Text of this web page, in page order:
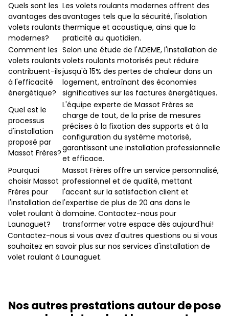
Quels sont les
avantages des
volets roulants
modernes?
Les volets roulants modernes offrent des
avantages tels que la sécurité, l'isolation
thermique et acoustique, ainsi que la
praticité au quotidien.
Comment les
volets roulants
contribuent-ils
à l'efficacité
énergétique?
Selon une étude de l'ADEME, l'installation de
volets roulants motorisés peut réduire
jusqu'à 15% des pertes de chaleur dans un
logement, entraînant des économies
significatives sur les factures énergétiques.
Quel est le
processus
d'installation
proposé par
Massot Frères?
L'équipe experte de Massot Frères se
charge de tout, de la prise de mesures
précises à la fixation des supports et à la
configuration du système motorisé,
garantissant une installation professionnelle
et efficace.
Pourquoi
choisir Massot
Frères pour
l'installation de
volet roulant à
Launaguet?
Massot Frères offre un service personnalisé,
professionnel et de qualité, mettant
l'accent sur la satisfaction client et
l'expertise de plus de 20 ans dans le
domaine. Contactez-nous pour
transformer votre espace dès aujourd'hui!
Contactez-nous si vous avez d'autres questions ou si vous
souhaitez en savoir plus sur nos services d'installation de
volet roulant à Launaguet.
Nos autres prestations autour de pose